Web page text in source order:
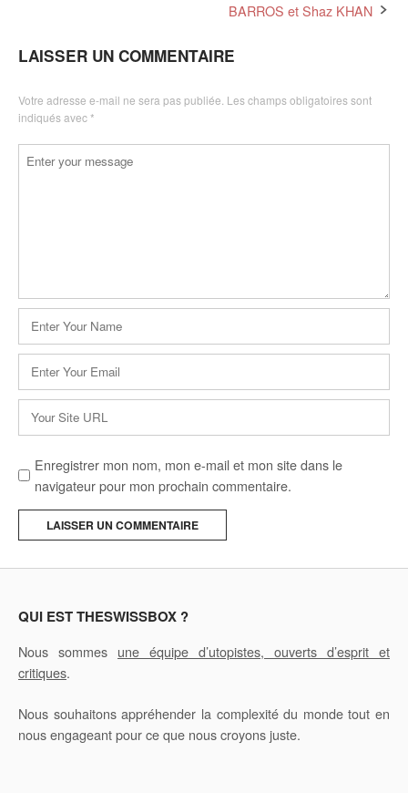
BARROS et Shaz KHAN
LAISSER UN COMMENTAIRE
Votre adresse e-mail ne sera pas publiée. Les champs obligatoires sont
indiqués avec*
Commentaire
Nom
* Site
Enregistrer mon nom, mon e-mail et mon site dans le
navigateur pour mon prochain commentaire.
l
QUI EST THESWISSBOX ?
Nous sommes une équipe d’utopistes, ouverts d’esprit et
critiques.
Nous souhaitons appréhender la complexité du monde tout en
nous engageant pour ce que nous croyons juste.